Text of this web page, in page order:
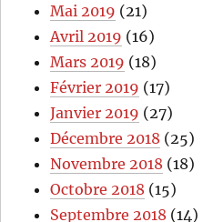
Mai 2019 (21)
Avril 2019 (16)
Mars 2019 (18)
Février 2019 (17)
Janvier 2019 (27)
Décembre 2018 (25)
Novembre 2018 (18)
Octobre 2018 (15)
Septembre 2018 (14)